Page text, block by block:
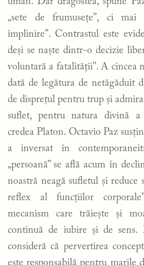
„sete de frumusețe”, ci
împlinire”. Contrastul este
deși se naște dintr-o decizie
voluntară a fatalității”. A cincea
dată de legătura de netăgăduit
de disprețul pentru trup și
suflet, pentru natura divină
credea Platon. Octavio Paz
a inversat în
„persoană” se află acum în
noastră neagă sufletul și
reflex al funcțiilor
mecanism care trăiește și
continuă de iubire și de
consideră că pervertirea
este responsabilă pentru marile